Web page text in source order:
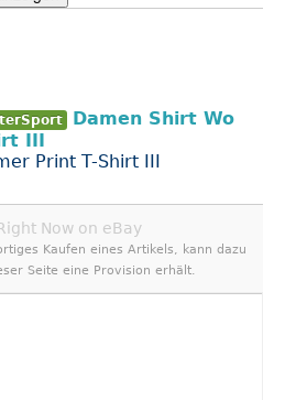
Damen Shirt Wo
III
Print T-Shirt III
Now on eBay
Kaufen eines Artikels, kann dazu
Seite eine Provision erhält.